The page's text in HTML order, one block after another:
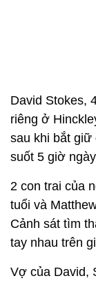
David Stokes,
riêng ở
sau khi bắt
suốt 5 giờ
2 con trai của
tuổi và
Cảnh sát tìm
tay nhau trên
Vợ của David,